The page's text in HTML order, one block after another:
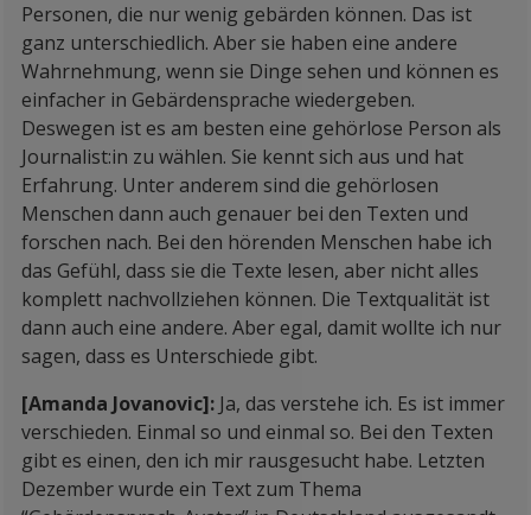
Personen, die nur wenig gebärden können. Das ist
ganz unterschiedlich. Aber sie haben eine andere
Wahrnehmung, wenn sie Dinge sehen und können es
einfacher in Gebärdensprache wiedergeben.
Deswegen ist es am besten eine gehörlose Person als
Journalist:in zu wählen. Sie kennt sich aus und hat
Erfahrung. Unter anderem sind die gehörlosen
Menschen dann auch genauer bei den Texten und
forschen nach. Bei den hörenden Menschen habe ich
das Gefühl, dass sie die Texte lesen, aber nicht alles
komplett nachvollziehen können. Die Textqualität ist
dann auch eine andere. Aber egal, damit wollte ich nur
sagen, dass es Unterschiede gibt.
[Amanda Jovanovic]: Ja, das verstehe ich. Es ist immer
verschieden. Einmal so und einmal so. Bei den Texten
gibt es einen, den ich mir rausgesucht habe. Letzten
Dezember wurde ein Text zum Thema